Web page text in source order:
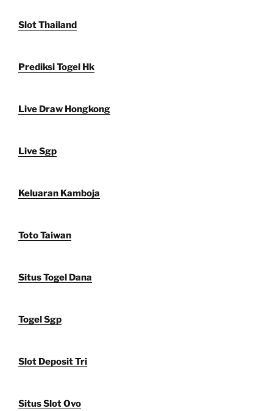
Slot Thailand
Prediksi Togel Hk
Live Draw Hongkong
Live Sgp
Keluaran Kamboja
Toto Taiwan
Situs Togel Dana
Togel Sgp
Slot Deposit Tri
Situs Slot Ovo